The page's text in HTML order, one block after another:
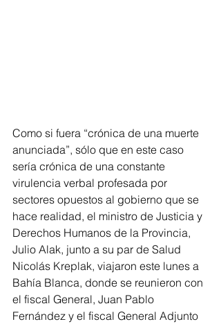
Como si fuera “crónica de una muerte
anunciada”, sólo que en este caso
sería crónica de una constante
virulencia verbal profesada por
sectores opuestos al gobierno que se
hace realidad, el ministro de Justicia y
Derechos Humanos de la Provincia,
Julio Alak, junto a su par de Salud
Nicolás Kreplak, viajaron este lunes a
Bahía Blanca, donde se reunieron con
el fiscal General, Juan Pablo
Fernández y el fiscal General Adjunto